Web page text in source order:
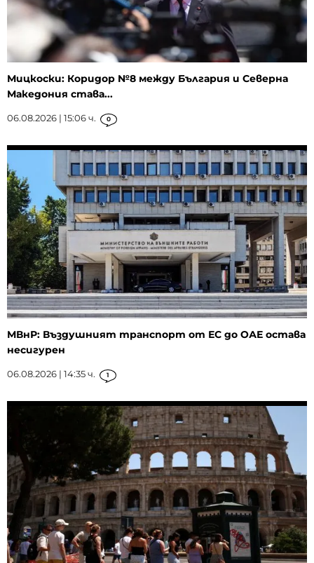
Мицкоски: Коридор №8 между България и Северна
Македония става...
06.08.2026 | 15:06 ч. 0
МВнР: Въздушният транспорт от ЕС до ОАЕ остава
несигурен
06.08.2026 | 14:35 ч. 1